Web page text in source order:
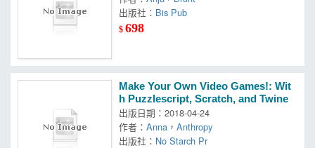
出版社： Bis Pub
$698
Make Your Own Video Games!: Wit
h Puzzlescript, Scratch, and Twine
出版日期：2018-04-24
作者：Anna ，Anthropy
出版社： No Starch Pr